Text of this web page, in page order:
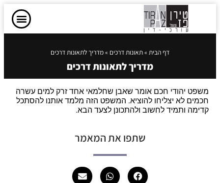
דף הבית »תאונות דרכים »מדריך לתאונות דרכים
מדריך לתאונות דרכים
משפט יהודי חכם אומר שאבן שחלמאי אחד זרק למים עשרה
חכמים לא יצליחו להוציא. המשפט הזה מלמד אותנו להסתכל
קדימה ותמיד לחשוב ולהתכונן לצעד הבא.
שתפו את המאמר